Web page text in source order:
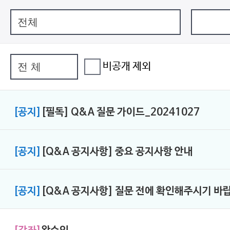
비공개 제외
[공지] [필독] Q&A 질문 가이드_20241027
[공지] [Q&A 공지사항] 중요 공지사항 안내
[공지] [Q&A 공지사항] 질문 전에 확인해주시기 바